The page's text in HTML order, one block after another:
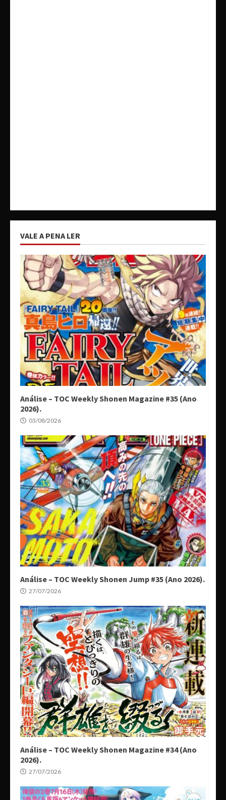
VALE A PENA LER
Análise – TOC Weekly Shonen Magazine #35 (Ano
2026).
03/08/2026
Análise – TOC Weekly Shonen Jump #35 (Ano 2026).
27/07/2026
Análise – TOC Weekly Shonen Magazine #34 (Ano
2026).
27/07/2026